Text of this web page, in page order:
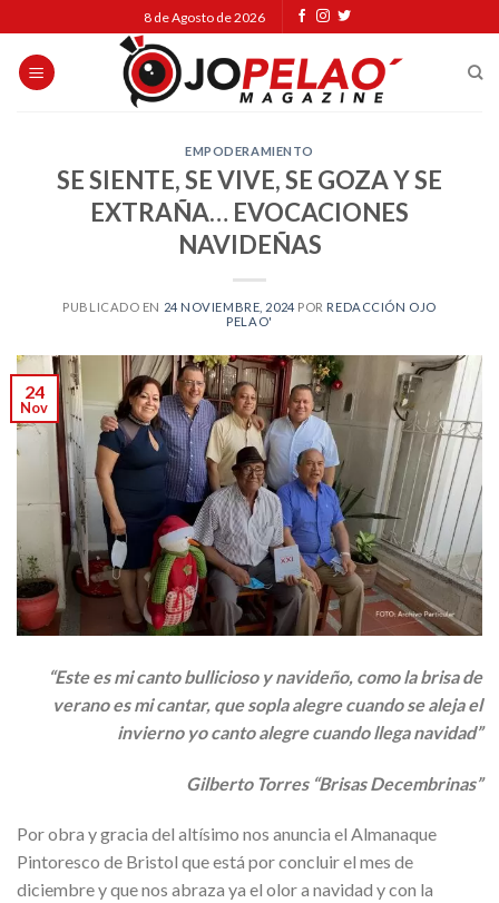
to
content
8 de Agosto de 2026
EMPODERAMIENTO
SE SIENTE, SE VIVE, SE GOZA Y SE
EXTRAÑA… EVOCACIONES
NAVIDEÑAS
PUBLICADO EN 24 NOVIEMBRE, 2024 POR REDACCIÓN OJO
PELAO'
24
Nov
“Este es mi canto bullicioso y navideño, como la brisa de
verano es mi cantar, que sopla alegre cuando se aleja el
invierno yo canto alegre cuando llega navidad”
Gilberto Torres “Brisas Decembrinas”
Por obra y gracia del altísimo nos anuncia el Almanaque
Pintoresco de Bristol que está por concluir el mes de
diciembre y que nos abraza ya el olor a navidad y con la